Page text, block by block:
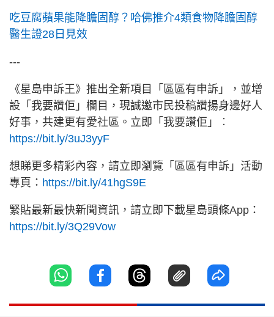
吃豆腐蘋果能降膽固醇？哈佛推介4類食物降膽固醇
醫生證28日見效
---
《星島申訴王》推出全新項目「區區有申訴」，並增
設「我要讚佢」欄目，現誠邀市民投稿讚揚身邊好人
好事，共建更有愛社區。立即「我要讚佢」︰
https://bit.ly/3uJ3yyF
想睇更多精彩內容，請立即瀏覽「區區有申訴」活動
專頁： https://bit.ly/41hgS9E
緊貼最新最快新聞資訊，請立即下載星島頭條App：
https://bit.ly/3Q29Vow